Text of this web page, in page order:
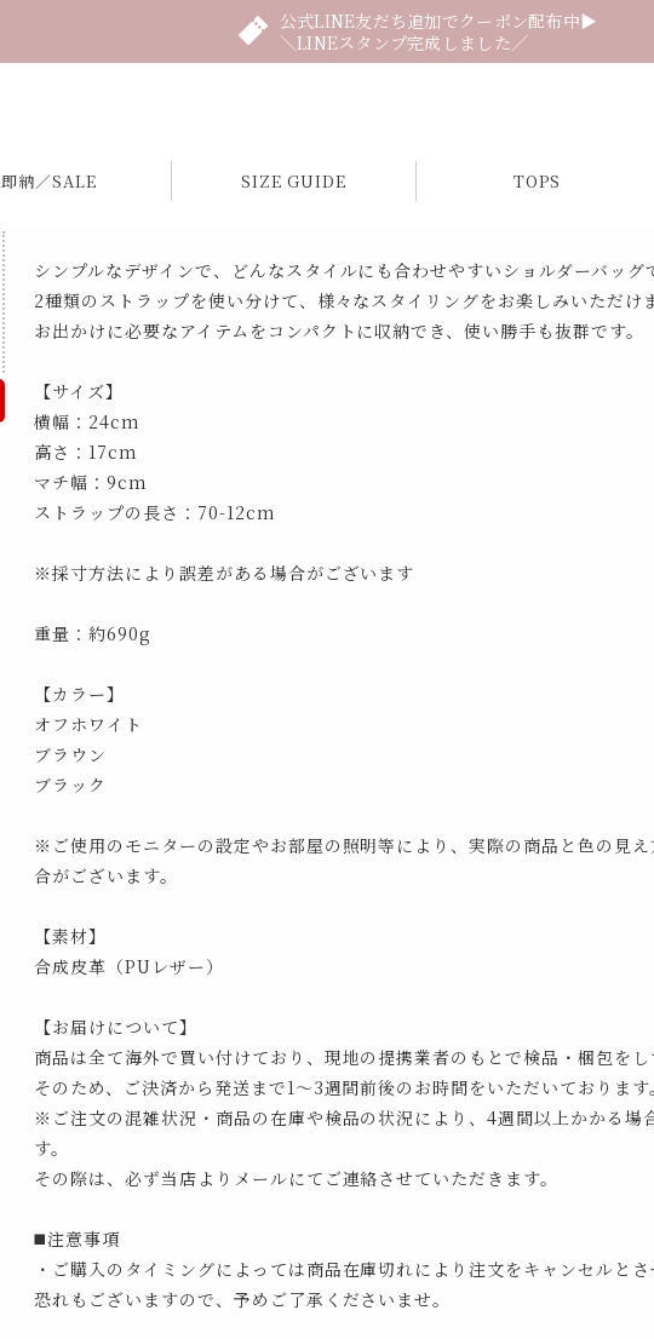
公式LINE友だち追加でクーポン配布中▶
＼LINEスタンプ完成しました／
即納／SALE SIZE GUIDE TOPS
シンプルなデザインで、どんなスタイルにも合わせやすいショルダーバッグ
2種類のストラップを使い分けて、様々なスタイリングをお楽しみいただけま
お出かけに必要なアイテムをコンパクトに収納でき、使い勝手も抜群です。
【サイズ】
横幅：24cm
高さ：17cm
マチ幅：9cm
ストラップの長さ：70-12cm
※採寸方法により誤差がある場合がございます
重量：約690g
【カラー】
オフホワイト
ブラウン
ブラック
※ご使用のモニターの設定やお部屋の照明等により、実際の商品と色の見
合がございます。
【素材】
合成皮革（PUレザー）
【お届けについて】
商品は全て海外で買い付けており、現地の提携業者のもとで検品・梱包をし
そのため、ご決済から発送まで1～3週間前後のお時間をいただいております。
※ご注文の混雑状況・商品の在庫や検品の状況により、4週間以上かかる場
す。
その際は、必ず当店よりメールにてご連絡させていただきます。
◼️注意事項
・ご購入のタイミングによっては商品在庫切れにより注文をキャンセルとさ
恐れもございますので、予めご了承くださいませ。